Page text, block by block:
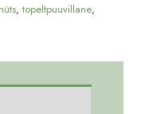
,topeltpuuvillane,